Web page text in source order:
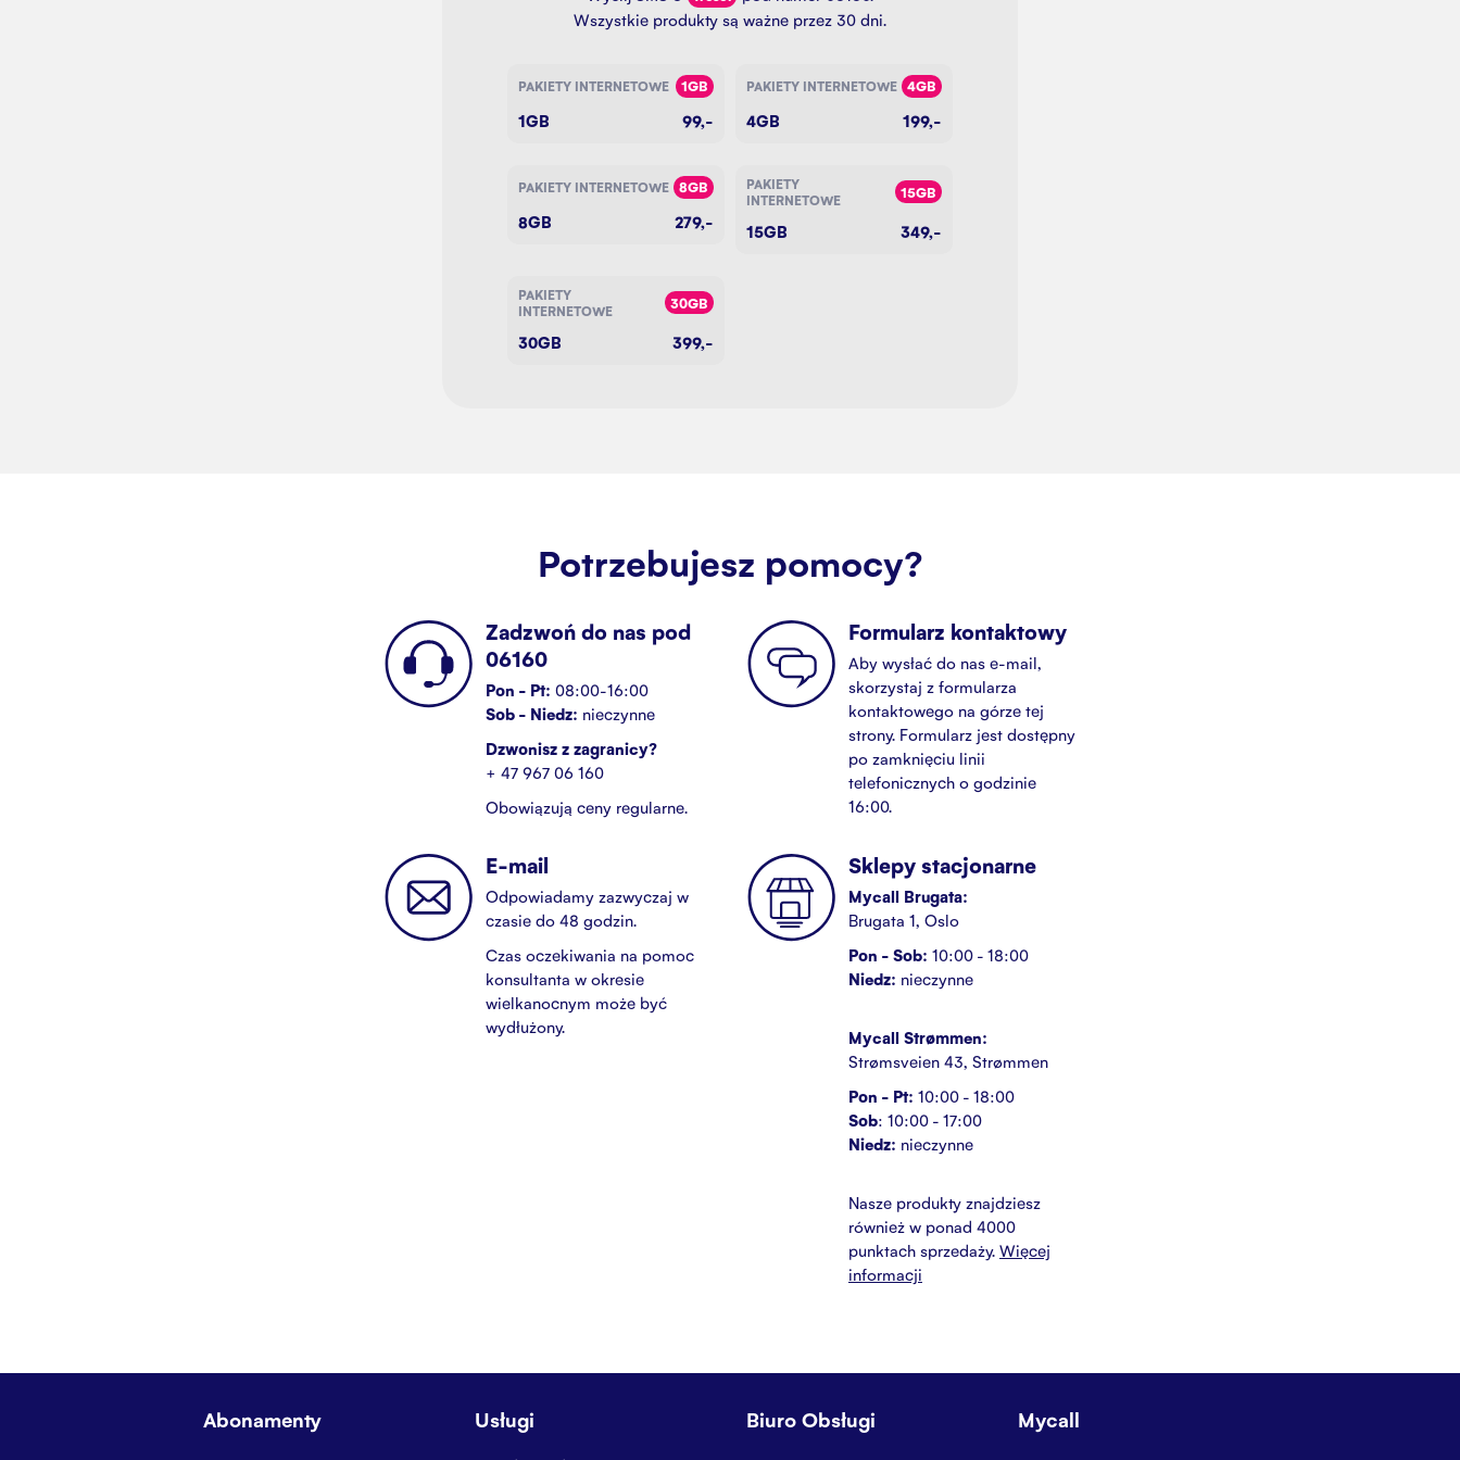
Wszystkie produkty są ważne przez 30 dni.
PAKIETY INTERNETOWE 1GB
1GB 99,-
PAKIETY INTERNETOWE 4GB
4GB 199,-
PAKIETY INTERNETOWE 8GB
8GB 279,-
PAKIETY
INTERNETOWE
15GB
15GB 349,-
PAKIETY
INTERNETOWE
30GB
30GB 399,-
Potrzebujesz pomocy?
Zadzwoń do nas pod
06160
Pon - Pt: 08:00-16:00
Sob - Niedz: nieczynne
Dzwonisz z zagranicy?
+ 47 967 06 160
Obowiązują ceny regularne.
Formularz kontaktowy
Aby wysłać do nas e-mail,
skorzystaj z formularza
kontaktowego na górze tej
strony. Formularz jest dostępny
po zamknięciu linii
telefonicznych o godzinie
16:00.
E-mail
Odpowiadamy zazwyczaj w
czasie do 48 godzin.
Czas oczekiwania na pomoc
konsultanta w okresie
wielkanocnym może być
wydłużony.
Sklepy stacjonarne
Mycall Brugata:
Brugata 1, Oslo
Pon - Sob: 10:00 - 18:00
Niedz: nieczynne
Mycall Strømmen:
Strømsveien 43, Strømmen
Pon - Pt: 10:00 - 18:00
Sob: 10:00 - 17:00
Niedz: nieczynne
Nasze produkty znajdziesz
również w ponad 4000
punktach sprzedaży. Więcej
informacji
Abonamenty Usługi Biuro Obsługi Mycall